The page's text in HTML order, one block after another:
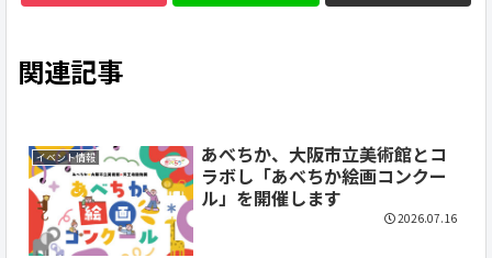
関連記事
イベント情報
あべちか、大阪市立美術館とコ
ラボし「あべちか絵画コンクー
ル」を開催します
2026.07.16